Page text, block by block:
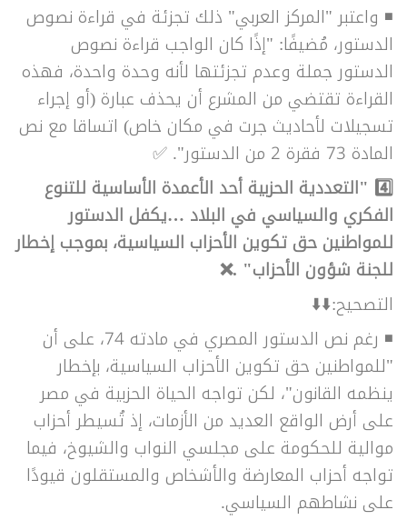
◾ واعتبر "المركز العربي" ذلك تجزئة في قراءة نصوص
الدستور، مُضيفًا: "إذًا كان الواجب قراءة نصوص
الدستور جملة وعدم تجزئتها لأنه وحدة واحدة، فهذه
القراءة تقتضي من المشرع أن يحذف عبارة (أو إجراء
تسجيلات لأحاديث جرت في مكان خاص) اتساقا مع نص
المادة 73 فقرة 2 من الدستور".
✅
4️⃣ "التعددية الحزبية أحد الأعمدة الأساسية للتنوع
الفكري والسياسي في البلاد …يكفل الدستور
للمواطنين حق تكوين الأحزاب السياسية، بموجب إخطار
للجنة شؤون الأحزاب" .❌
التصحيح:⬇️⬇️
◾ رغم نص الدستور المصري في مادته 74، على أن
"للمواطنين حق تكوين الأحزاب السياسية، بإخطار
ينظمه القانون"، لكن تواجه الحياة الحزبية في مصر
على أرض الواقع العديد من الأزمات، إذ تُسيطر أحزاب
موالية للحكومة على مجلسي النواب والشيوخ، فيما
تواجه أحزاب المعارضة والأشخاص والمستقلون قيودًا
على نشاطهم السياسي.